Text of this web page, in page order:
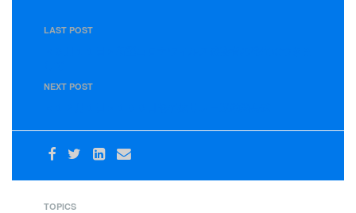
LAST POST
NEXT POST
TOPICS